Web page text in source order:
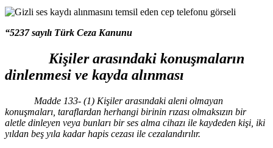
“5237 sayılı Türk Ceza Kanunu
Kişiler arasındaki konuşmaların
dinlenmesi ve kayda alınması
Madde 133- (1) Kişiler arasındaki aleni olmayan
konuşmaları, taraflardan herhangi birinin rızası olmaksızın bir
aletle dinleyen veya bunları bir ses alma cihazı ile kaydeden kişi, iki
yıldan beş yıla kadar hapis cezası ile cezalandırılır.